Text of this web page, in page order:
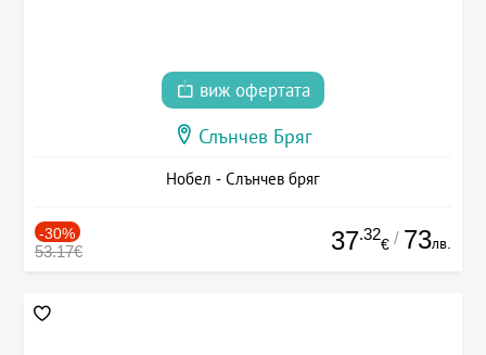
виж офертата
Слънчев Бряг
Нобел - Слънчев бряг
-30%
53.17€ 37.32
€ / 73лв.